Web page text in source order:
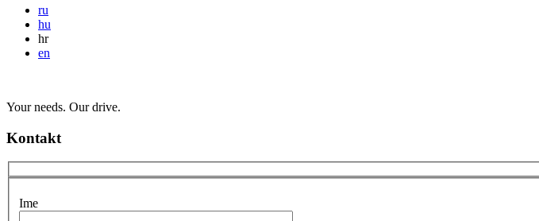
ru
hu
hr
en
Your needs. Our drive.
Kontakt
Ime